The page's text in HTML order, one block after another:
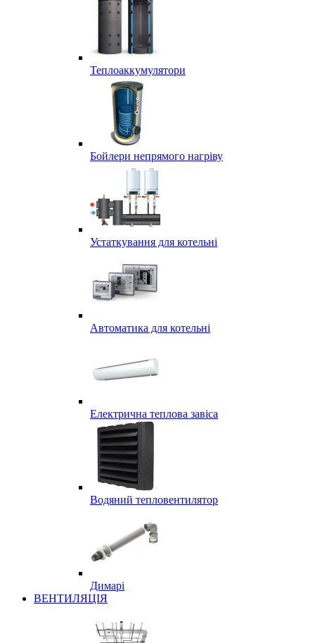
Теплоаккумулятори
Бойлери непрямого нагріву
Устаткування для котельні
Автоматика для котельні
Електрична теплова завіса
Водяний тепловентилятор
Димарі
ВЕНТИЛЯЦІЯ